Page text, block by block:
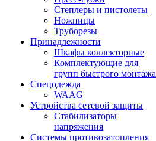
Степлеры и пистолеты
Ножницы
Труборезы
Принадлежности
Шкафы коллекторные
Комплектующие для
групп быстрого монтажа
Спецодежда
WAAG
Устройства сетевой защиты
Стабилизаторы
напряжения
Системы противозатопления